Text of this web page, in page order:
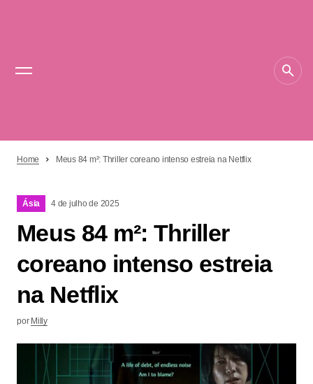
Home Meus 84 m²: Thriller coreano intenso estreia na Netflix
Ásia 4 de julho de 2025
Meus 84 m²: Thriller
coreano intenso estreia
na Netflix
por Milly